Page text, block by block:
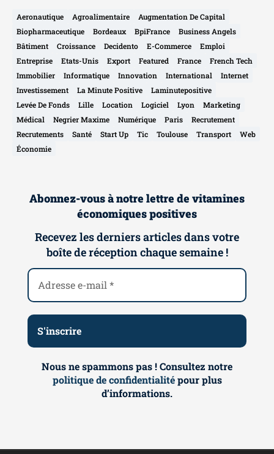
Aeronautique Agroalimentaire
Augmentation De Capital
Biopharmaceutique
Bordeaux BpiFrance
Business Angels
Bâtiment
Croissance Decidento E-Commerce
Emploi
Entreprise
Etats-Unis Export Featured France
French Tech
Immobilier
Informatique Innovation International
Internet
Investissement
La Minute Positive
Laminutepositive
Levée De Fonds
Lille Location Logiciel Lyon
Marketing
Médical
Negrier Maxime Numérique Paris
Recrutement
Recrutements
Santé Start Up Tic Toulouse Transport
Web
Économie
Abonnez-vous à notre lettre de vitamines
économiques positives
Recevez les derniers articles dans votre
boîte de réception chaque semaine !
Nous ne spammons pas ! Consultez notre
politique de confidentialitépour plus
d’informations.